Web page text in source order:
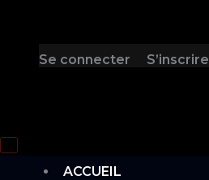
Se connecter S’inscrire
Hamburger Toggle Menu
ACCUEIL